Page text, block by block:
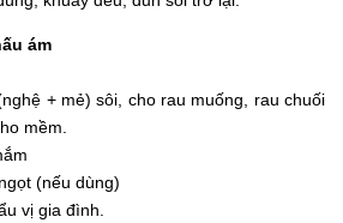
ám
+ mẻ) sôi, cho rau muống, rau chuối
mềm.
(nếu dùng)
vị gia đình.